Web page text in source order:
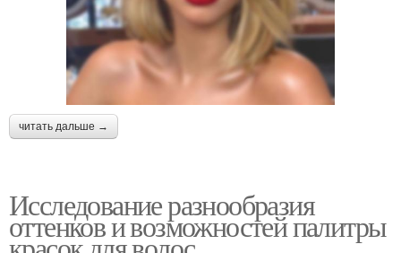
читать дальше →
Исследование разнообразия
оттенков и возможностей палитры